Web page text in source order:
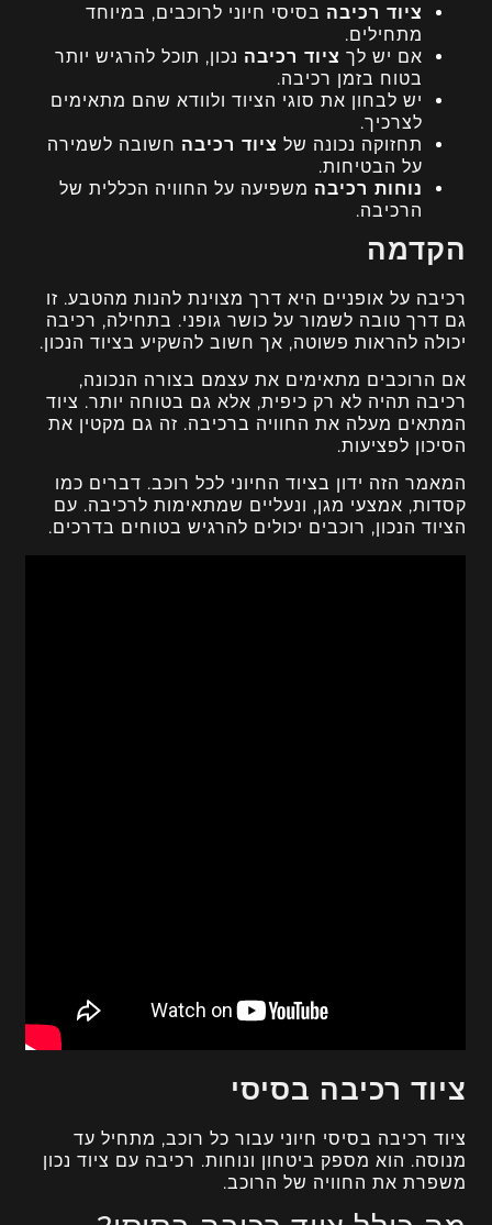
ציוד רכיבה בסיסי חיוני לרוכבים, במיוחד
מתחילים.
אם יש לך ציוד רכיבה נכון, תוכל להרגיש יותר
בטוח בזמן רכיבה.
יש לבחון את סוגי הציוד ולוודא שהם מתאימים
לצרכיך.
תחזוקה נכונה של ציוד רכיבה חשובה לשמירה
על הבטיחות.
נוחות רכיבה משפיעה על החוויה הכללית של
הרכיבה.
הקדמה
רכיבה על אופניים היא דרך מצוינת להנות מהטבע. זו
גם דרך טובה לשמור על כושר גופני. בתחילה, רכיבה
יכולה להראות פשוטה, אך חשוב להשקיע בציוד הנכון.
אם הרוכבים מתאימים את עצמם בצורה הנכונה,
רכיבה תהיה לא רק כיפית, אלא גם בטוחה יותר. ציוד
המתאים מעלה את החוויה ברכיבה. זה גם מקטין את
הסיכון לפציעות.
המאמר הזה ידון בציוד החיוני לכל רוכב. דברים כמו
קסדות, אמצעי מגן, ונעליים שמתאימות לרכיבה. עם
הציוד הנכון, רוכבים יכולים להרגיש בטוחים בדרכים.
ציוד רכיבה בסיסי
ציוד רכיבה בסיסי חיוני עבור כל רוכב, מתחיל עד
מנוסה. הוא מספק ביטחון ונוחות. רכיבה עם ציוד נכון
משפרת את החוויה של הרוכב.